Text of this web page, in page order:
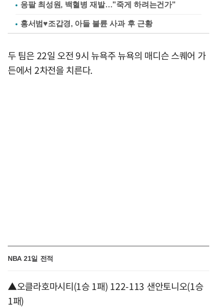
응팔 최성원, 백혈병 재발…"죽게 하려는건가"
홍서범♥조갑경, 아들 불륜 사과 후 근황
두 팀은 22일 오전 9시 뉴욕주 뉴욕의 매디슨 스퀘어 가
든에서 2차전을 치른다.
NBA 21일 전적
▲오클라호마시티(1승 1패) 122-113 샌안토니오(1승
1패)